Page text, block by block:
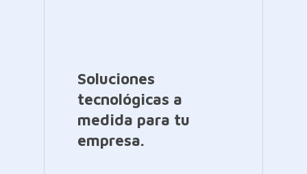
Soluciones
tecnológicas a
medida para tu
empresa.